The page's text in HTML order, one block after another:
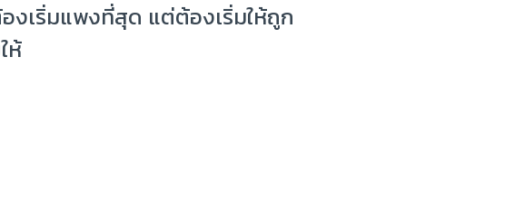
องเริ่มแพงที่สุด แต่ต้องเริ่มให้ถูก
ห้